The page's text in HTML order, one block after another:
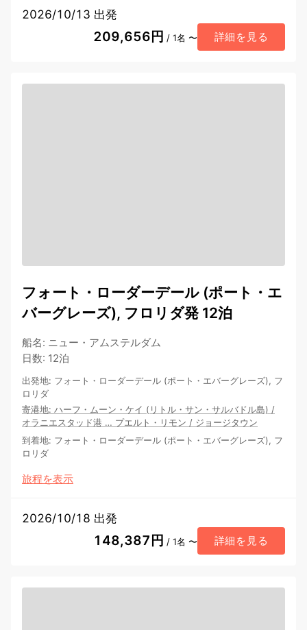
2026/10/13 出発
209,656円 / 1名 〜 詳細を見る
フォート・ローダーデール (ポート・エ
バーグレーズ), フロリダ発 12泊
船名: ニュー・アムステルダム
日数: 12泊
出発地: フォート・ローダーデール (ポート・エバーグレーズ), フ
ロリダ
寄港地: ハーフ・ムーン・ケイ (リトル・サン・サルバドル島) /
オラニエスタッド港 … プエルト・リモン / ジョージタウン
到着地: フォート・ローダーデール (ポート・エバーグレーズ), フ
ロリダ
旅程を表示
2026/10/18 出発
148,387円 / 1名 〜 詳細を見る